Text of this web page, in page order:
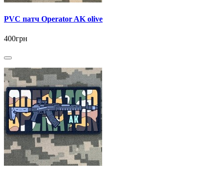
PVC патч Operator AK olive
400грн